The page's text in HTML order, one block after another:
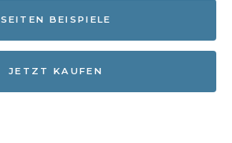
SEITEN BEISPIELE
JETZT KAUFEN